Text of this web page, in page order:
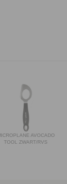
AVOCADO
TOOL ZWART/RVS